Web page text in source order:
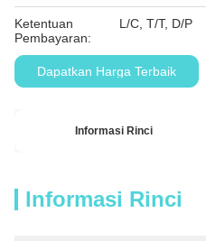
Ketentuan
Pembayaran:
L/C, T/T, D/P
Dapatkan Harga Terbaik
Informasi Rinci
Informasi Rinci